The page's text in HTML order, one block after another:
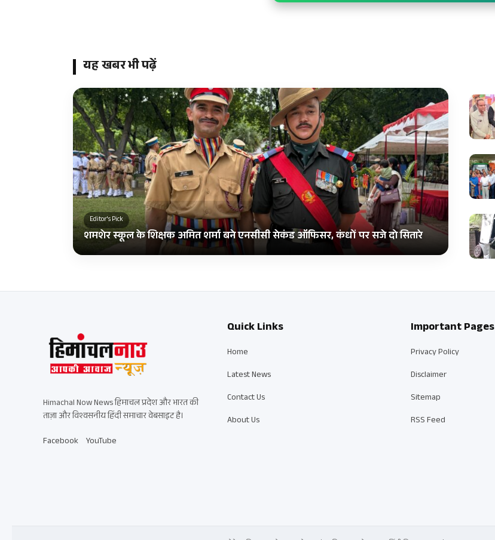
यह खबर भी पढ़ें
Editor's Pick
शमशेर स्कूल के शिक्षक अमित शर्मा बने एनसीसी सेकंड ऑफिसर, कंधों पर सजे दो सितारे
Himachal Now News हिमाचल प्रदेश और भारत की
ताज़ा और विश्वसनीय हिंदी समाचार वेबसाइट है।
Facebook YouTube
Quick Links
Home
Latest News
Contact Us
About Us
Important Pages
Privacy Policy
Disclaimer
Sitemap
RSS Feed